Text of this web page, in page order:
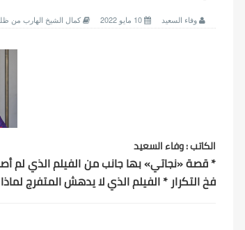
وفاء السعيد كمال الشيخ الهارب من
الكاتب : وفاء السعيد
* قصة «نجاتي» بها جانب من الفيلم الذي لم
فخ التكرار * الفيلم الذي لا يدهش المتفرج